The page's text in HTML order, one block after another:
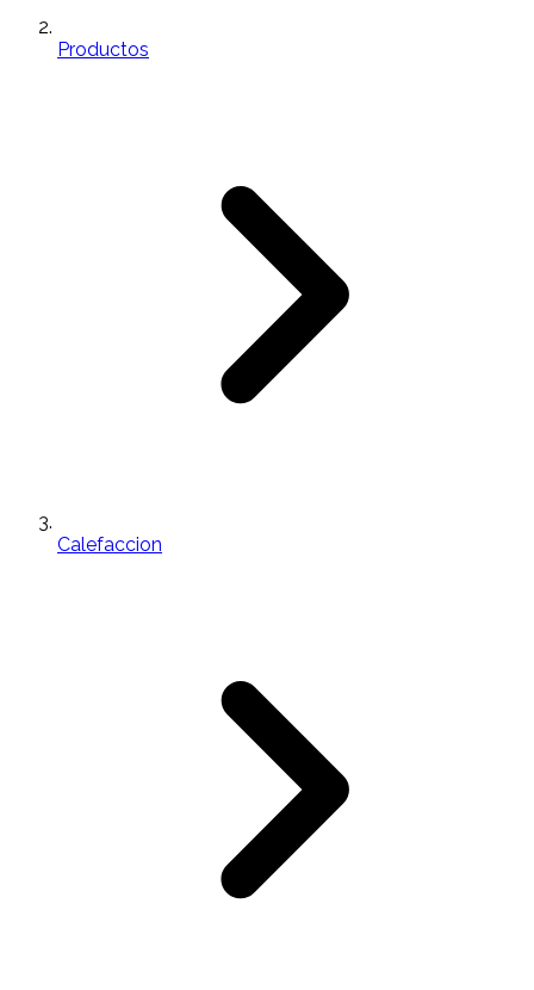
Productos
Calefaccion